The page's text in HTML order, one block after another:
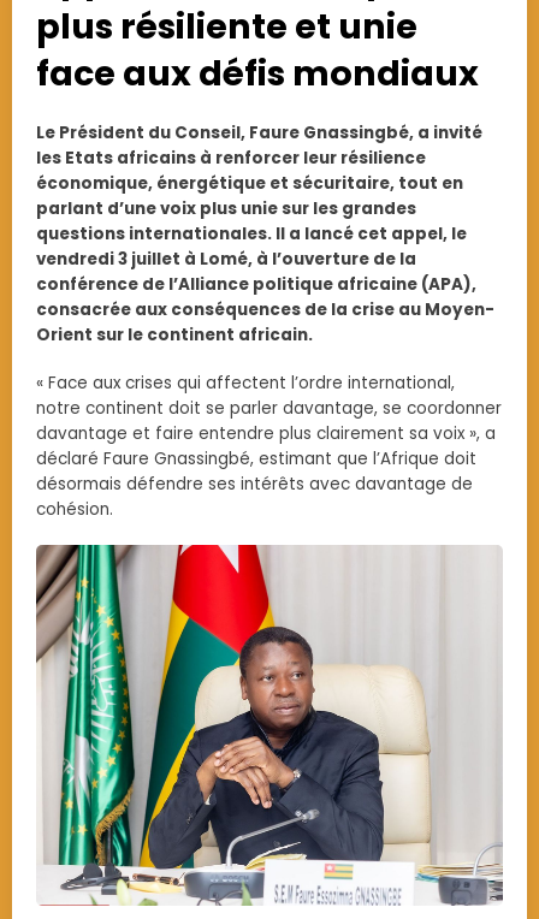
plus résiliente et unie
face aux défis mondiaux
Le Président du Conseil, Faure Gnassingbé, a invité
les Etats africains à renforcer leur résilience
économique, énergétique et sécuritaire, tout en
parlant d’une voix plus unie sur les grandes
questions internationales. Il a lancé cet appel, le
vendredi 3 juillet à Lomé, à l’ouverture de la
conférence de l’Alliance politique africaine (APA),
consacrée aux conséquences de la crise au Moyen-
Orient sur le continent africain.
« Face aux crises qui affectent l’ordre international,
notre continent doit se parler davantage, se coordonner
davantage et faire entendre plus clairement sa voix », a
déclaré Faure Gnassingbé, estimant que l’Afrique doit
désormais défendre ses intérêts avec davantage de
cohésion.